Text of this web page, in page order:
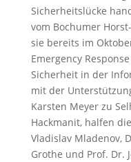
Sicherheitslücke
vom Bochumer
sie bereits im
Emergency
Sicherheit in der
mit der
Karsten Meyer zu
Hackmanit, halfen
Vladislav Mladenov,
Grothe und Prof. Dr.